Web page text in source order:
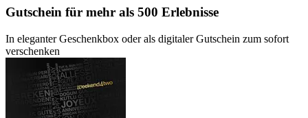
Gutschein für mehr als 500 Erlebnisse
In eleganter Geschenkbox oder als digitaler Gutschein zum sofort
verschenken